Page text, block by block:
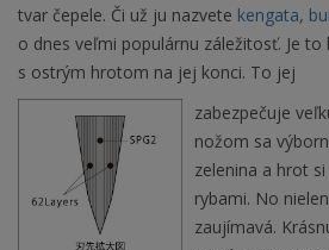
tvar čepele. Či už ju nazvete kengata,
o dnes veľmi populárnu záležitosť. Je
s ostrým hrotom na jej konci. To jej
zabezpečuje
nožom sa
zelenina a hrot
rybami. No
zaujímavá.